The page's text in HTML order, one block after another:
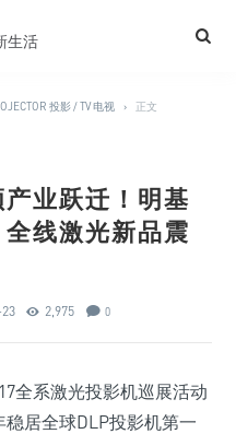
投影 / TV 电视 › 正文
业跃迁！明基
线激光新品震
2,975 0
全系激光投影机巡展活动
居全球DLP投影机第一